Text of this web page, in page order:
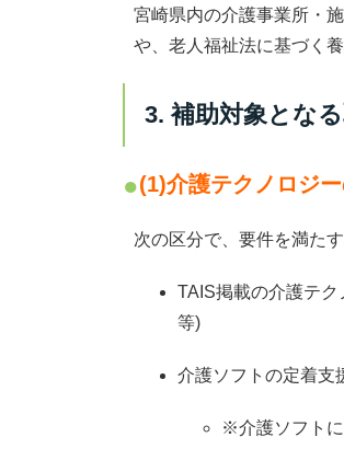
宮崎県内の介護事業所・
や、老人福祉法に基づく
3. 補助対象とな
(1)介護テクノロジ
次の区分で、要件を満た
TAIS掲載の介護テク
等)
介護ソフトの定着支
※介護ソフトに